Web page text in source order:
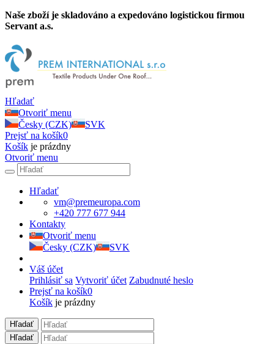
Naše zboží je skladováno a expedováno logistickou firmou
Servant a.s.
Hľadať
Otvoriť menu
Česky (CZK)
SVK
Prejsť na košík0
Košík je prázdny
Otvoriť menu
Hľadať
vm@premeuropa.com
+420 777 677 944
Kontakty
Otvoriť menu
Česky (CZK)
SVK
Váš účet
Prihlásiť sa Vytvoriť účet Zabudnuté heslo
Prejsť na košík0
Košík je prázdny
Hľadať
Hľadať